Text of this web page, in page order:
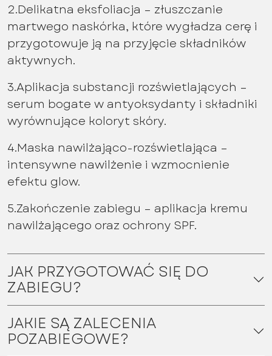
2.Delikatna eksfoliacja – złuszczanie
martwego naskórka, które wygładza cerę i
przygotowuje ją na przyjęcie składników
aktywnych.
3.Aplikacja substancji rozświetlających –
serum bogate w antyoksydanty i składniki
wyrównujące koloryt skóry.
4.Maska nawilżająco-rozświetlająca –
intensywne nawilżenie i wzmocnienie
efektu glow.
5.Zakończenie zabiegu – aplikacja kremu
nawilżającego oraz ochrony SPF.
JAK PRZYGOTOWAĆ SIĘ DO
ZABIEGU?
JAKIE SĄ ZALECENIA
POZABIEGOWE?